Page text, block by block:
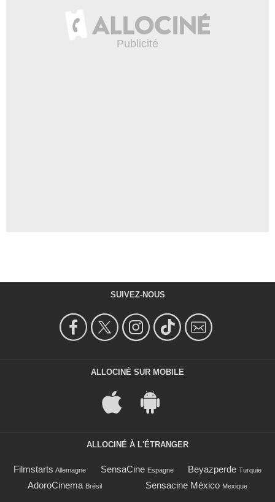
SUIVEZ-NOUS
ALLOCINÉ SUR MOBILE
ALLOCINÉ À L'ÉTRANGER
Filmstarts Allemagne SensaCine Espagne Beyazperde Turquie
AdoroCinema Brésil Sensacine México Mexique